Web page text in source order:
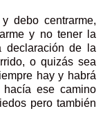
debo centrarme,
y no tener la
declaración de la
o quizás sea
hay y habrá
hacía ese camino
pero también